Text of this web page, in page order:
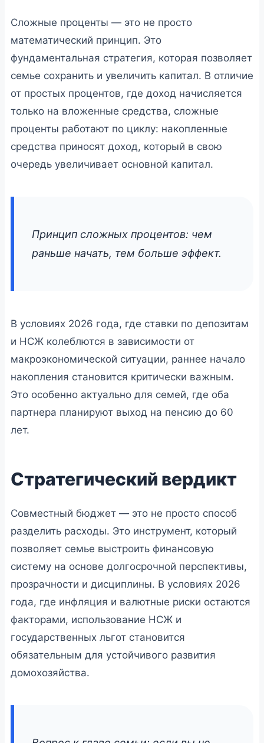
Сложные проценты — это не просто
математический принцип. Это
фундаментальная стратегия, которая позволяет
семье сохранить и увеличить капитал. В отличие
от простых процентов, где доход начисляется
только на вложенные средства, сложные
проценты работают по циклу: накопленные
средства приносят доход, который в свою
очередь увеличивает основной капитал.
Принцип сложных процентов: чем
раньше начать, тем больше эффект.
В условиях 2026 года, где ставки по депозитам
и НСЖ колеблются в зависимости от
макроэкономической ситуации, раннее начало
накопления становится критически важным.
Это особенно актуально для семей, где оба
партнера планируют выход на пенсию до 60
лет.
Стратегический вердикт
Совместный бюджет — это не просто способ
разделить расходы. Это инструмент, который
позволяет семье выстроить финансовую
систему на основе долгосрочной перспективы,
прозрачности и дисциплины. В условиях 2026
года, где инфляция и валютные риски остаются
факторами, использование НСЖ и
государственных льгот становится
обязательным для устойчивого развития
домохозяйства.